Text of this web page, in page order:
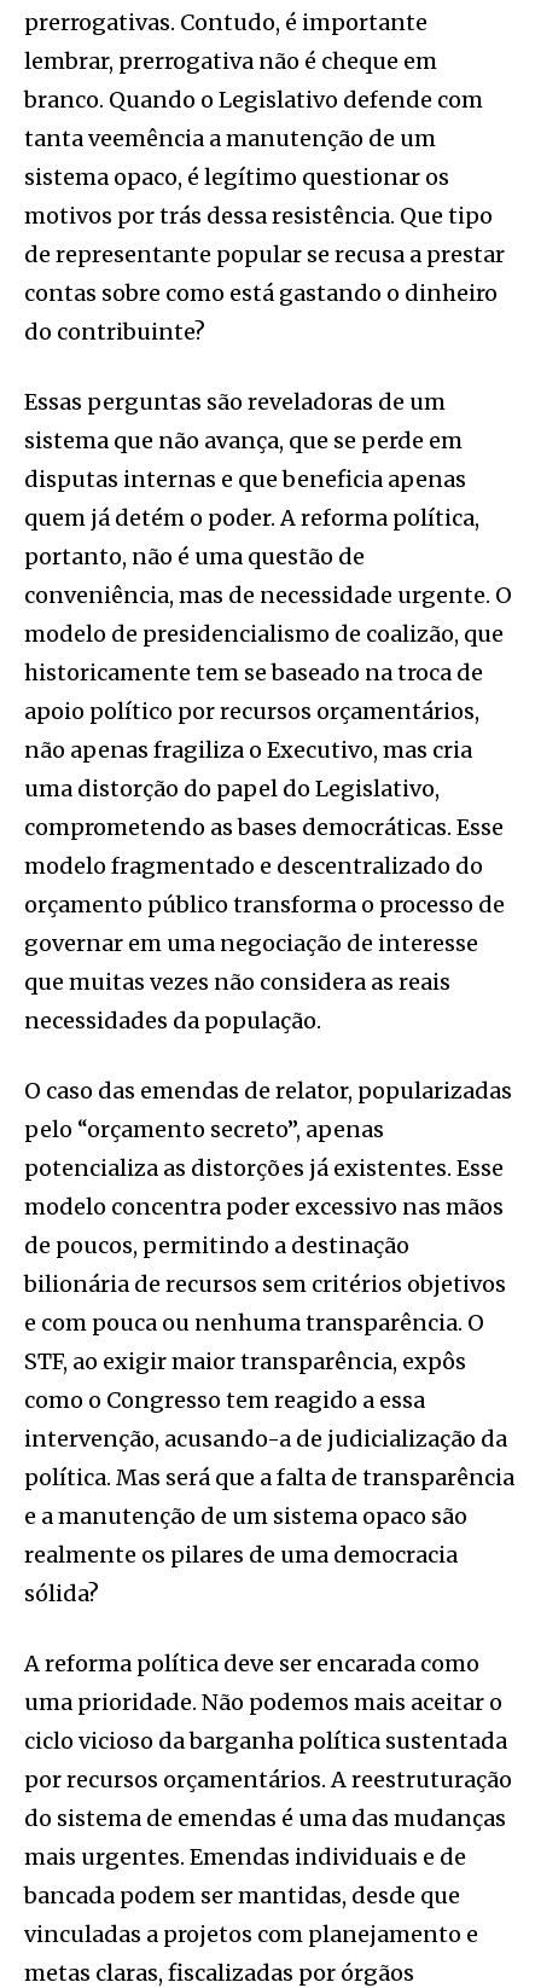
prerrogativas. Contudo, é importante
lembrar, prerrogativa não é cheque em
branco. Quando o Legislativo defende com
tanta veemência a manutenção de um
sistema opaco, é legítimo questionar os
motivos por trás dessa resistência. Que tipo
de representante popular se recusa a prestar
contas sobre como está gastando o dinheiro
do contribuinte?
Essas perguntas são reveladoras de um
sistema que não avança, que se perde em
disputas internas e que beneficia apenas
quem já detém o poder. A reforma política,
portanto, não é uma questão de
conveniência, mas de necessidade urgente. O
modelo de presidencialismo de coalizão, que
historicamente tem se baseado na troca de
apoio político por recursos orçamentários,
não apenas fragiliza o Executivo, mas cria
uma distorção do papel do Legislativo,
comprometendo as bases democráticas. Esse
modelo fragmentado e descentralizado do
orçamento público transforma o processo de
governar em uma negociação de interesse
que muitas vezes não considera as reais
necessidades da população.
O caso das emendas de relator, popularizadas
pelo “orçamento secreto”, apenas
potencializa as distorções já existentes. Esse
modelo concentra poder excessivo nas mãos
de poucos, permitindo a destinação
bilionária de recursos sem critérios objetivos
e com pouca ou nenhuma transparência. O
STF, ao exigir maior transparência, expôs
como o Congresso tem reagido a essa
intervenção, acusando-a de judicialização da
política. Mas será que a falta de transparência
e a manutenção de um sistema opaco são
realmente os pilares de uma democracia
sólida?
A reforma política deve ser encarada como
uma prioridade. Não podemos mais aceitar o
ciclo vicioso da barganha política sustentada
por recursos orçamentários. A reestruturação
do sistema de emendas é uma das mudanças
mais urgentes. Emendas individuais e de
bancada podem ser mantidas, desde que
vinculadas a projetos com planejamento e
metas claras, fiscalizadas por órgãos